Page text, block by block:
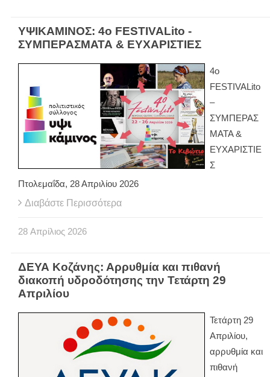
ΥΨΙΚΑΜΙΝΟΣ: 4ο FESTIVALito -
ΣΥΜΠΕΡΑΣΜΑΤΑ & ΕΥΧΑΡΙΣΤΙΕΣ
4ο
FESTIVALito
–
ΣΥΜΠΕΡΑΣ
ΜΑΤΑ &
ΕΥΧΑΡΙΣΤΙΕ
Σ
Πτολεμαΐδα, 28 Απριλίου 2026
Διαβάστε Περισσότερα
28 Απρίλιος 2026
ΔΕΥΑ Κοζάνης: Αρρυθμία και πιθανή
διακοπή υδροδότησης την Τετάρτη 29
Απριλίου
Τετάρτη 29
Απριλίου,
αρρυθμία και
πιθανή